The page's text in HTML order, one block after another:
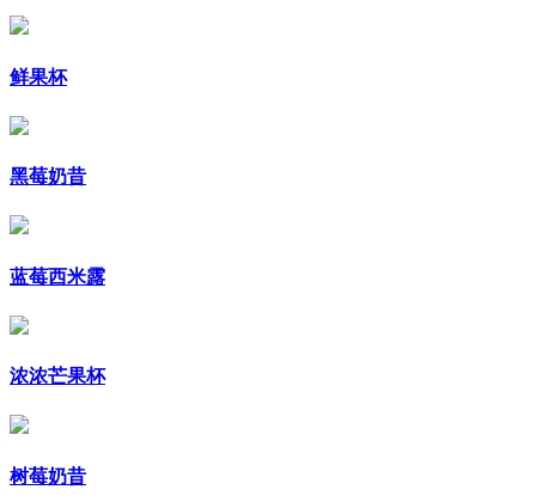
鲜果杯
黑莓奶昔
蓝莓西米露
浓浓芒果杯
树莓奶昔